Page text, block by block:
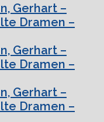
Gerhart –
Dramen –
Gerhart –
Dramen –
Gerhart –
Dramen –